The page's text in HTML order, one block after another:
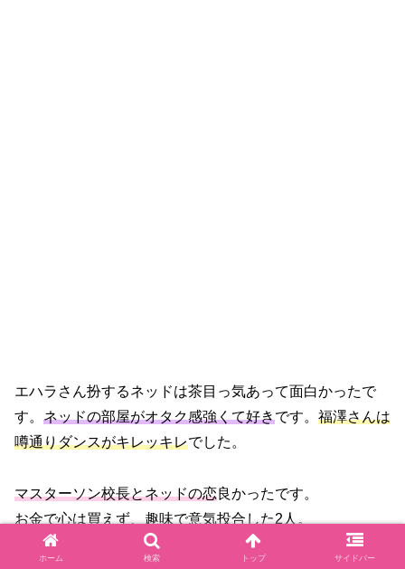
エハラさん扮するネッドは茶目っ気あって面白かったで
す。 ネッドの部屋がオタク感強くて好きです。 福澤さんは
噂通りダンスがキレッキレでした。
マスターソン校長とネッドの恋良かったです。
お金で心は買えず、趣味で意気投合した2人。
ホーム 検索 トップ サイドバー